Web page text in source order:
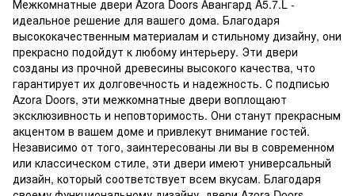
Межкомнатные двери Azora Doors Авангард A5.7.L -
идеальное решение для вашего дома. Благодаря
высококачественным материалам и стильному дизайну, они
прекрасно подойдут к любому интерьеру. Эти двери
созданы из прочной древесины высокого качества, что
гарантирует их долговечность и надежность. С подписью
Azora Doors, эти межкомнатные двери воплощают
эксклюзивность и неповторимость. Они станут прекрасным
акцентом в вашем доме и привлекут внимание гостей.
Независимо от того, заинтересованы ли вы в современном
или классическом стиле, эти двери имеют универсальный
дизайн, который соответствует всем вкусам. Благодаря